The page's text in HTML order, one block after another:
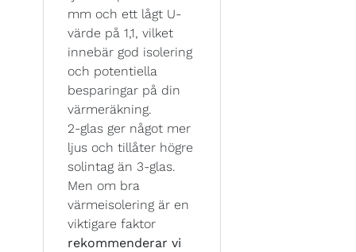
mm och ett lågt U-
värde på 1,1, vilket
innebär god isolering
och potentiella
besparingar på din
värmeräkning.
2-glas ger något mer
ljus och tillåter högre
solintag än 3-glas.
Men om bra
värmeisolering är en
viktigare faktor
rekommenderar vi